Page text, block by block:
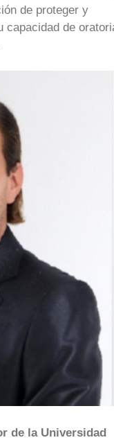
de proteger y
capacidad de
de la Universidad